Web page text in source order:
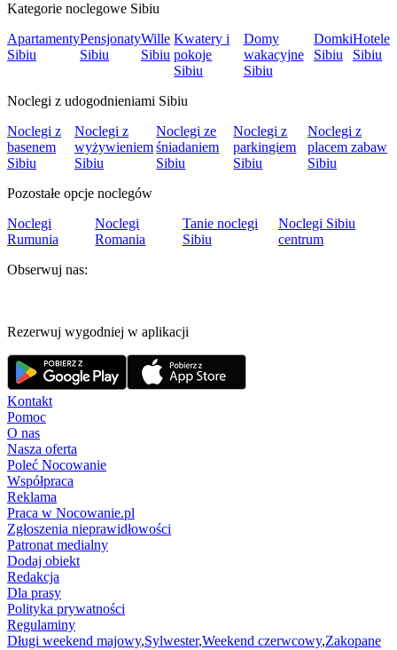
Kategorie noclegowe Sibiu
Apartamenty
Sibiu
Pensjonaty
Sibiu
Wille
Sibiu
Kwatery i
pokoje
Sibiu
Domy
wakacyjne
Sibiu
Domki
Sibiu
Hotele
Sibiu
Noclegi z udogodnieniami Sibiu
Noclegi z
basenem
Sibiu
Noclegi z
wyżywieniem
Sibiu
Noclegi ze
śniadaniem
Sibiu
Noclegi z
parkingiem
Sibiu
Noclegi z
placem zabaw
Sibiu
Pozostałe opcje noclegów
Noclegi
Rumunia
Noclegi
Romania
Tanie noclegi
Sibiu
Noclegi Sibiu
centrum
Obserwuj nas:
Rezerwuj wygodniej w aplikacji
Kontakt
Pomoc
O nas
Nasza oferta
Poleć Nocowanie
Współpraca
Reklama
Praca w Nocowanie.pl
Zgłoszenia nieprawidłowości
Patronat medialny
Dodaj obiekt
Redakcja
Dla prasy
Polityka prywatności
Regulaminy
Długi weekend majowy,Sylwester,Weekend czerwcowy,Zakopane